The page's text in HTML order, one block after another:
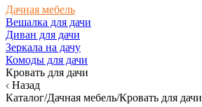
Дачная мебель
Вешалка для дачи
Диван для дачи
Зеркала на дачу
Комоды для дачи
Кровать для дачи
Назад
Каталог/Дачная мебель/Кровать для дачи